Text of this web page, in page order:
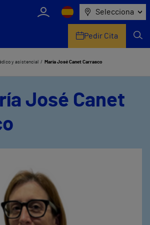
Selecciona
Pedir Cita
y asistencial María José Canet Carrasco
José Canet